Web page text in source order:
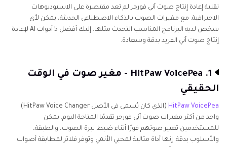
تقنية إعادة إنتاج صوت آني فورجر لم تعد مقتصرة على الاستوديوهات
الاحترافية. مع مغيرات الصوت بالذكاء الاصطناعي الحديثة، يمكن لأي
شخص لديه البرنامج المناسب التحدث مثلها. إليك أفضل 5 أدوات AI لإعادة
إنتاج صوت آني الفريد بدقة وسعادة.
1. HitPaw VoicePea - مغير صوت في الوقت
الحقيقي
HitPaw VoicePea
(الذي كان يُسمى في الأصل HitPaw Voice Changer)
واحد من أكثر مغيرات صوت آني فورجر تقدمًا المتاحة اليوم. يمكن
للمستخدمين تغيير صوتهم فورًا أثناء ضبط نبرة الصوت، والطبقة،
والأسلوب بدقة. إنها أداة مثالية لمحبي الأنمي وتوفر فلاتر لمطابقة أصوات